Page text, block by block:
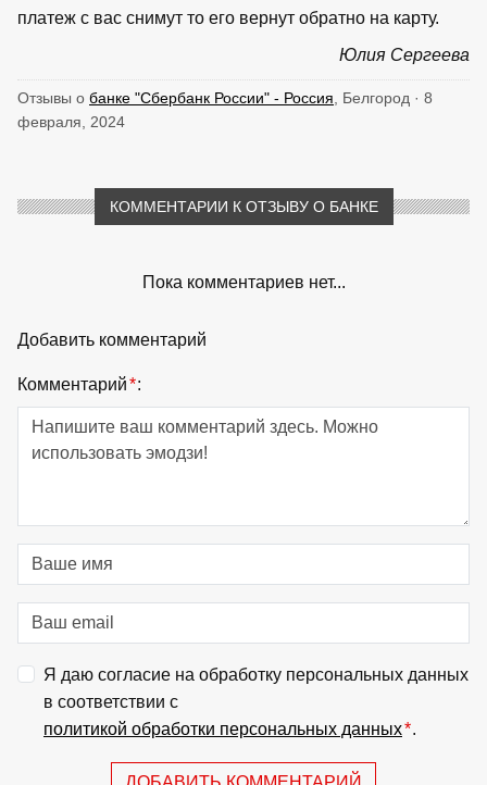
платеж с вас снимут то его вернут обратно на карту.
Юлия Сергеева
Отзывы о банке "Сбербанк России" - Россия , Белгород · 8
февраля, 2024
КОММЕНТАРИИ К ОТЗЫВУ О БАНКЕ
Пока комментариев нет...
Добавить комментарий
Комментарий*:
Я даю согласие на обработку персональных данных
в соответствии с
политикой обработки персональных данных*.